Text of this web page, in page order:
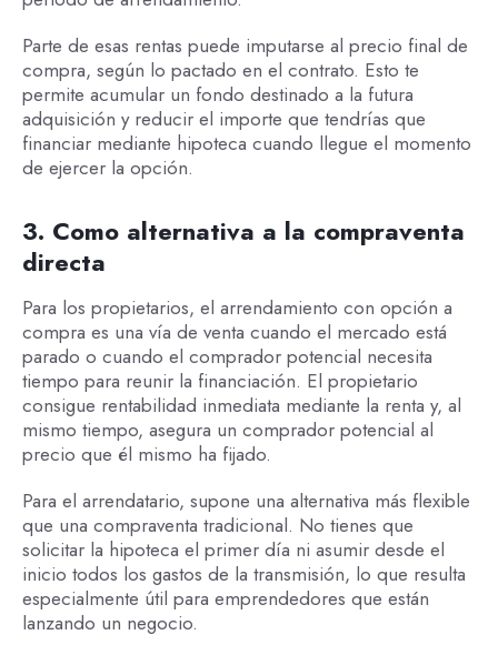
Parte de esas rentas puede imputarse al precio final de
compra, según lo pactado en el contrato. Esto te
permite acumular un fondo destinado a la futura
adquisición y reducir el importe que tendrías que
financiar mediante hipoteca cuando llegue el momento
de ejercer la opción.
3. Como alternativa a la compraventa
directa
Para los propietarios, el arrendamiento con opción a
compra es una vía de venta cuando el mercado está
parado o cuando el comprador potencial necesita
tiempo para reunir la financiación. El propietario
consigue rentabilidad inmediata mediante la renta y, al
mismo tiempo, asegura un comprador potencial al
precio que él mismo ha fijado.
Para el arrendatario, supone una alternativa más flexible
que una compraventa tradicional. No tienes que
solicitar la hipoteca el primer día ni asumir desde el
inicio todos los gastos de la transmisión, lo que resulta
especialmente útil para emprendedores que están
lanzando un negocio.